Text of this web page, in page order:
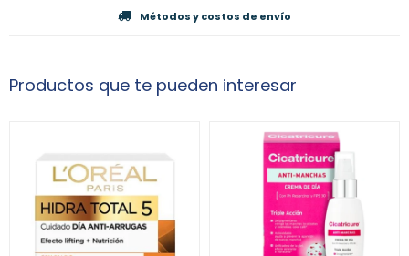
Métodos y costos de envío
Productos que te pueden interesar